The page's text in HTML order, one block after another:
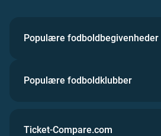
Populære fodboldbegivenheder
Populære fodboldklubber
Ticket-Compare.com